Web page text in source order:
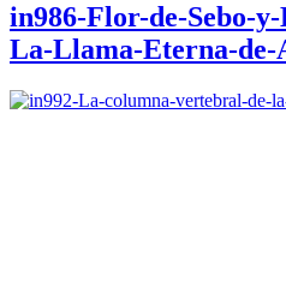
in986-Flor-de-Sebo-
La-Llama-Eterna-de-